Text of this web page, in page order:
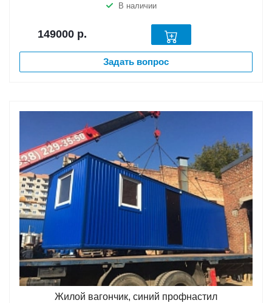
В наличии
149000 р.
Задать вопрос
Жилой вагончик, синий профнастил